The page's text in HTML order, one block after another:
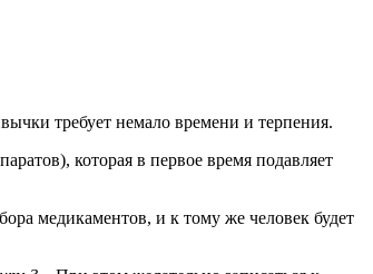
требует немало времени и терпения.
которая в первое время подавляет
медикаментов, и к тому же человек будет